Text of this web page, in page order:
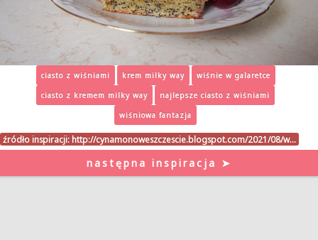
ciasto z wiśniami krem milky way
wiśnie w galaretce
ciasto z kremem milky way
najlepsze ciasto z wiśniami
wiśniowa fantazja
źródło inspiracji: http://cynamonoweszczescie.blogspot.com/2021/08/w…
następna inspiracja ➤